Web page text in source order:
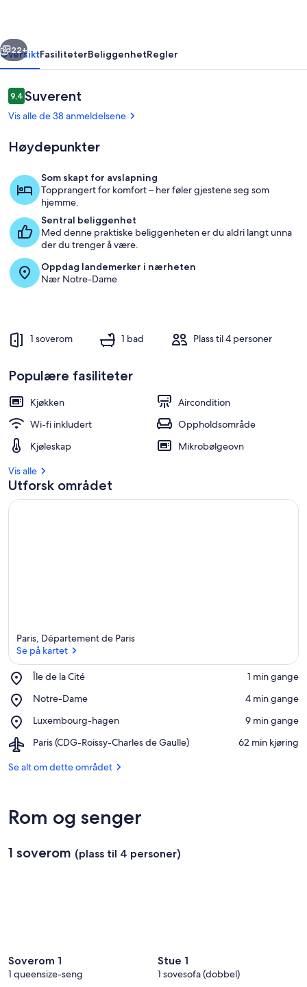
-
FULL
RENOVATED
Neste
22+
OversiktFasiliteterBeliggenhetRegler
Anmeldelser
9,49,4 av 10 –
Suverent
Vis alle de 38 anmeldelsene
Høydepunkter
Som skapt for avslapning
Topprangert for komfort – her føler gjestene seg som
hjemme.
Sentral beliggenhet
Med denne praktiske beliggenheten er du aldri langt unna
der du trenger å være.
Oppdag landemerker i nærheten
Nær Notre-Dame
1 soverom 1 bad Plass til 4 personer
Populære fasiliteter
Kjøkken
Aircondition
Wi-fi inkludert
Oppholdsområde
Kjøleskap
Mikrobølgeovn
Vis alle
Utforsk området
Paris, Département de Paris
Se på kartet
Île de la Cité
Place,
de
Cité
‪1 min gange‬
Notre-Dame
Place,
Dame
‪4 min gange‬
Luxembourg-hagen
Place,
hagen
‪9 min gange‬
Paris (CDG-Roissy-Charles de Gaulle)
Airport,
(CDG-
Gaulle)
‪62 min kjøring‬
Se alt om dette området
Rom og senger
1 soverom (plass til 4 personer)
Soverom 1
1 queensize-seng
Stue 1
1 sovesofa (dobbel)